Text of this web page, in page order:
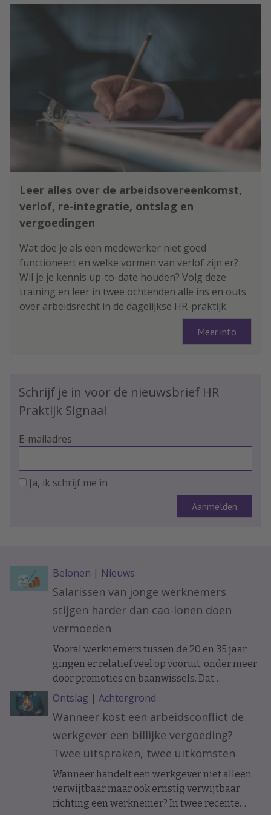
Leer alles over de arbeidsovereenkomst,
verlof, re-integratie, ontslag en
vergoedingen
Wat doe je als een medewerker niet goed
functioneert en welke vormen van verlof zijn er?
Wil je je kennis up-to-date houden? Volg deze
training en leer in twee ochtenden alle ins en outs
over arbeidsrecht in de dagelijkse HR-praktijk.
Meer info
Schrijf je in voor de nieuwsbrief HR
Praktijk Signaal
E-mailadres
Ja, ik schrijf me in
Belonen | Nieuws
Salarissen van jonge werknemers
stijgen harder dan cao-lonen doen
vermoeden
Vooral werknemers tussen de 20 en 35 jaar
gingen er relatief veel op vooruit, onder meer
door promoties en baanwissels. Dat
constateren economen van ABN Amro in
vakblad ESB, meldt De Telegraaf.
Ontslag | Achtergrond
Wanneer kost een arbeidsconflict de
werkgever een billijke vergoeding?
Twee uitspraken, twee uitkomsten
Wanneer handelt een werkgever niet alleen
verwijtbaar maar ook ernstig verwijtbaar
richting een werknemer? In twee recente